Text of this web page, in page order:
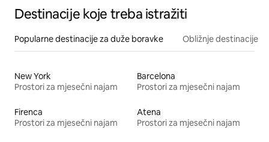
Destinacije koje treba istražiti
Popularne destinacije za duže boravke Obližnje destinacije
New York
Prostori za mjesečni najam
Barcelona
Prostori za mjesečni najam
Firenca
Prostori za mjesečni najam
Atena
Prostori za mjesečni najam